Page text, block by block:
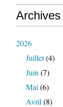
Archives
2026
Juillet(4)
Juin (7)
Mai (6)
Avril (8)